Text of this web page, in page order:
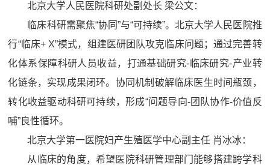
北京大学人民医院科研处副处长 梁公文：
临床科研需聚焦“协同”与“可持续”。北京大学人民医院推
行“临床+ X”模式，组建医研团队攻克临床问题；通过完善转
化体系保障科研人员收益，打通基础研究-临床研究-产业转
化链条，实现成果闭环。协同机制破解临床医生时间瓶颈，
转化收益驱动科研可持续，形成“问题导向-团队协作-价值反
哺”良性循环。
北京大学第一医院妇产生殖医学中心副主任 肖冰冰：
从临床的角度，希望医院科研管理部门能够搭建跨学科